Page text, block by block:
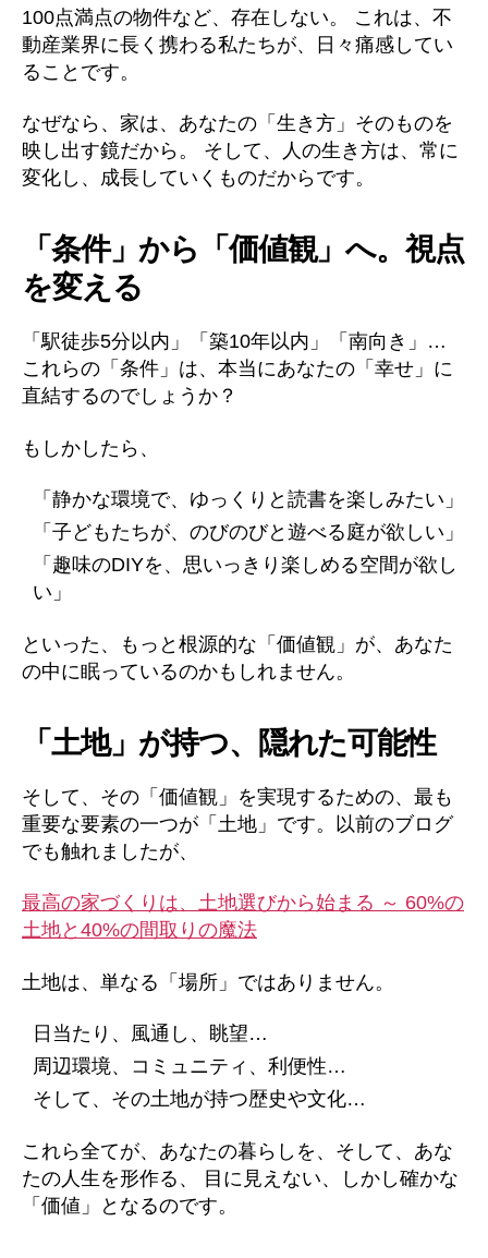
100点満点の物件など、存在しない。 これは、不
動産業界に長く携わる私たちが、日々痛感してい
ることです。
なぜなら、家は、あなたの「生き方」そのものを
映し出す鏡だから。 そして、人の生き方は、常に
変化し、成長していくものだからです。
「条件」から「価値観」へ。視点
を変える
「駅徒歩5分以内」「築10年以内」「南向き」…
これらの「条件」は、本当にあなたの「幸せ」に
直結するのでしょうか？
もしかしたら、
「静かな環境で、ゆっくりと読書を楽しみたい」
「子どもたちが、のびのびと遊べる庭が欲しい」
「趣味のDIYを、思いっきり楽しめる空間が欲し
い」
といった、もっと根源的な「価値観」が、あなた
の中に眠っているのかもしれません。
「土地」が持つ、隠れた可能性
そして、その「価値観」を実現するための、最も
重要な要素の一つが「土地」です。以前のブログ
でも触れましたが、
最高の家づくりは、土地選びから始まる ～ 60%の
土地と40%の間取りの魔法
土地は、単なる「場所」ではありません。
日当たり、風通し、眺望…
周辺環境、コミュニティ、利便性…
そして、その土地が持つ歴史や文化…
これら全てが、あなたの暮らしを、そして、あな
たの人生を形作る、 目に見えない、しかし確かな
「価値」となるのです。